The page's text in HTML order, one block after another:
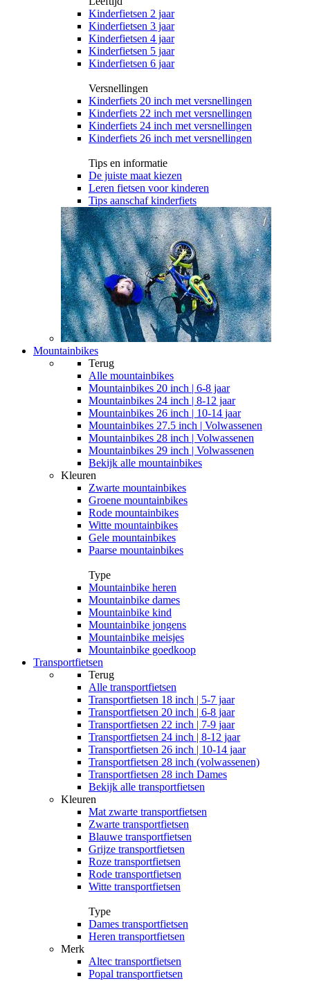
Kinderfietsen 2 jaar
Kinderfietsen 3 jaar
Kinderfietsen 4 jaar
Kinderfietsen 5 jaar
Kinderfietsen 6 jaar
Versnellingen
Kinderfiets 20 inch met versnellingen
Kinderfiets 22 inch met versnellingen
Kinderfiets 24 inch met versnellingen
Kinderfiets 26 inch met versnellingen
Tips en informatie
De juiste maat kiezen
Leren fietsen voor kinderen
Tips aanschaf kinderfiets
Mountainbikes
Terug
Alle mountainbikes
Mountainbikes 20 inch | 6-8 jaar
Mountainbikes 24 inch | 8-12 jaar
Mountainbikes 26 inch | 10-14 jaar
Mountainbikes 27.5 inch | Volwassenen
Mountainbikes 28 inch | Volwassenen
Mountainbikes 29 inch | Volwassenen
Bekijk alle mountainbikes
Kleuren
Zwarte mountainbikes
Groene mountainbikes
Rode mountainbikes
Witte mountainbikes
Gele mountainbikes
Paarse mountainbikes
Type
Mountainbike heren
Mountainbike dames
Mountainbike kind
Mountainbike jongens
Mountainbike meisjes
Mountainbike goedkoop
Transportfietsen
Terug
Alle transportfietsen
Transportfietsen 18 inch | 5-7 jaar
Transportfietsen 20 inch | 6-8 jaar
Transportfietsen 22 inch | 7-9 jaar
Transportfietsen 24 inch | 8-12 jaar
Transportfietsen 26 inch | 10-14 jaar
Transportfietsen 28 inch (volwassenen)
Transportfietsen 28 inch Dames
Bekijk alle transportfietsen
Kleuren
Mat zwarte transportfietsen
Zwarte transportfietsen
Blauwe transportfietsen
Grijze transportfietsen
Roze transportfietsen
Rode transportfietsen
Witte transportfietsen
Type
Dames transportfietsen
Heren transportfietsen
Merk
Altec transportfietsen
Popal transportfietsen